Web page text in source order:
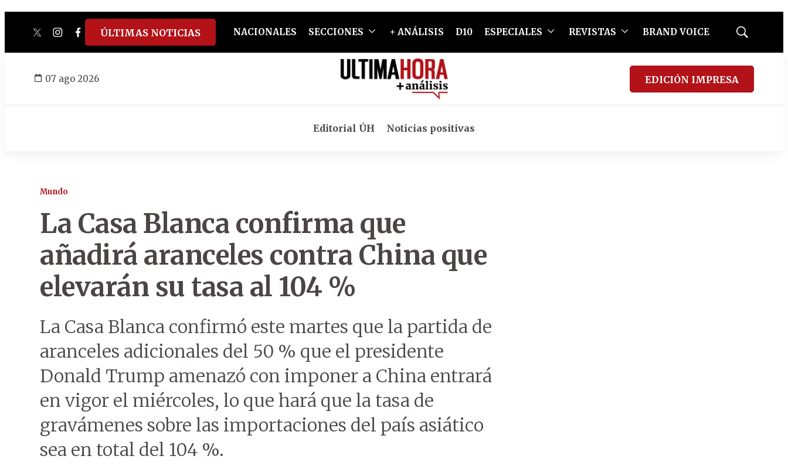
twitterinstagram
facebook
tiktokyoutube
spotify
ÚLTIMAS NOTICIAS NACIONALES SECCIONES + ANÁLISIS D10 ESPECIALES REVISTAS BRAND VOICE
Mostrar
07 ago 2026 EDICIÓN IMPRESA
Editorial ÚH Noticias positivas
Mundo
La Casa Blanca confirma que
añadirá aranceles contra China que
elevarán su tasa al 104 %
La Casa Blanca confirmó este martes que la partida de
aranceles adicionales del 50 % que el presidente
Donald Trump amenazó con imponer a China entrará
en vigor el miércoles, lo que hará que la tasa de
gravámenes sobre las importaciones del país asiático
sea en total del 104 %.